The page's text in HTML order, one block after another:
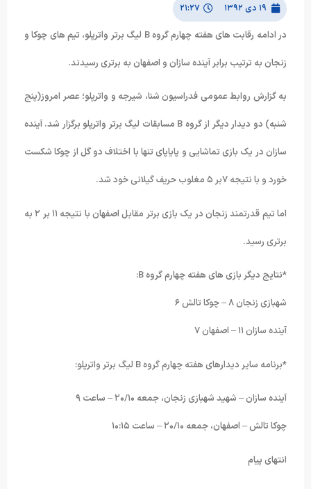
۱۹ دی ۱۳۹۲ ۲۱:۲۷
در ادامه رقابت های هفته چهارم گروه B لیگ برتر واترپلو، تیم های چوکا و
زنجان به ترتیب برابر آینده سازان و اصفهان به برتری رسیدند.
به گزارش روابط عمومی فدراسیون شنا، شیرجه و واترپلو؛ عصر امروز(پنج
شنبه) دو دیدار دیگر از گروه B مسابقات لیگ برتر واترپلو برگزار شد. آینده
سازان در یک بازی تماشایی و پایاپای تنها با اختلاف دو گل از چوکا شکست
خورد و با نتیجه ۷بر ۵ مغلوب حریف گیلانی خود شد.
اما تیم قدرتمند زنجان در یک بازی برتر مقابل اصفهان با نتیجه ۱۱ بر ۲ به
برتری رسید.
*نتایج دیگر بازی های هفته چهارم گروه B:
شهبازی زنجان ۸ – چوکا تالش ۶
آینده سازان ۱۱ – اصفهان ۷
*برنامه سایر دیدارهای هفته چهارم گروه B لیگ برتر واترپلو:
آینده سازان – شهید شهبازی زنجان، جمعه ۲۰/۱۰ – ساعت ۹
چوکا تالش – اصفهان، جمعه ۲۰/۱۰ – ساعت ۱۰:۱۵
انتهای پیام